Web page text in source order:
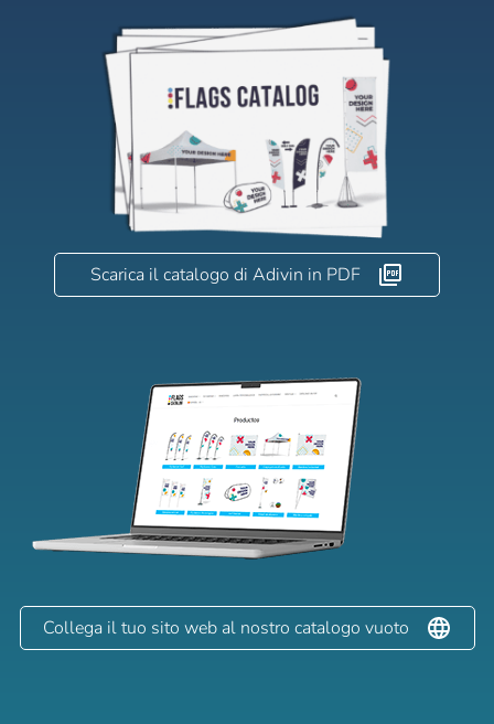
Recuperare la password
Creare account
Norway
Scarica il catalogo di Adivin in PDF
Collega il tuo sito web al nostro catalogo vuoto